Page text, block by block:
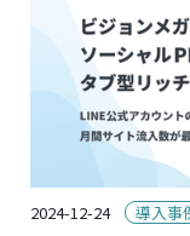
2024-12-24 導入事